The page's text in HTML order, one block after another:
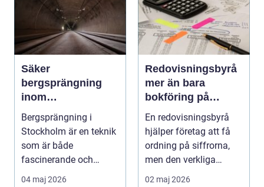
Säker
bergsprängning
inom
byggindustrin
Bergsprängning i
Stockholm är en teknik
som är både
fascinerande och
avgör...
04 maj 2026
Redovisningsbyrå
mer än bara
bokföring på
autopilot
En redovisningsbyrå
hjälper företag att få
ordning på siffrorna,
men den verkliga
styrkan ligger i a...
02 maj 2026